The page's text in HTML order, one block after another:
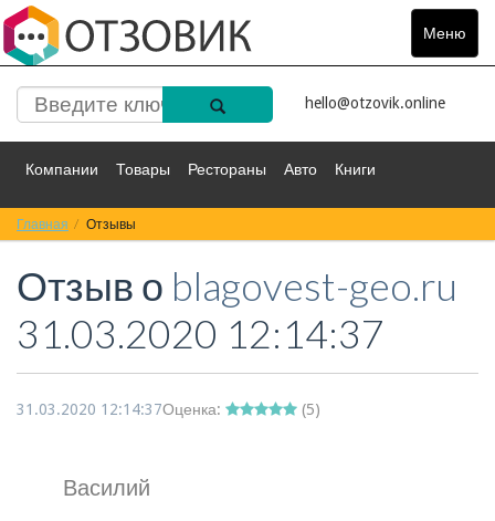
Меню
Toggle
hello@otzovik.online
Компании Товары Рестораны Авто Книги
Спорт Фильмы
Красота Здоровье Остальное
Главная Отзывы
Отзыв о blagovest-geo.ru
31.03.2020 12:14:37
31.03.2020 12:14:37Оценка: (5)
Василий